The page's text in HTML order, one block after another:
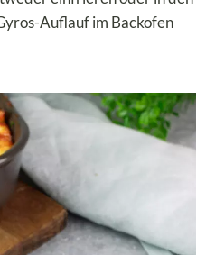
Auflauf im Backofen